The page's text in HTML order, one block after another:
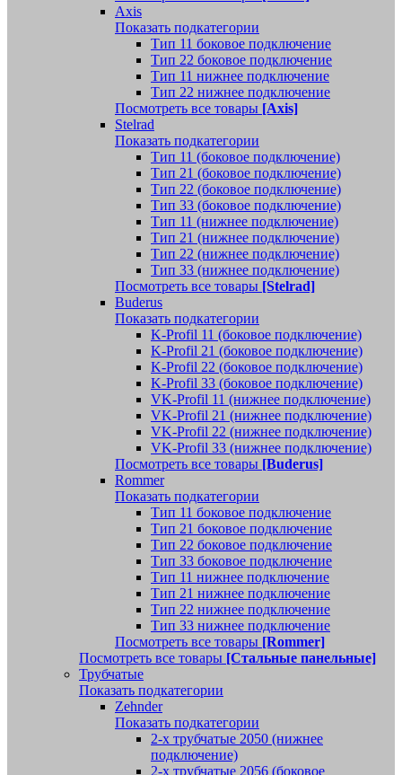
Axis
Показать подкатегории
Тип 11 боковое подключение
Тип 22 боковое подключение
Тип 11 нижнее подключение
Тип 22 нижнее подключение
Посмотреть все товары [Axis]
Stelrad
Показать подкатегории
Tип 11 (боковое подключение)
Тип 21 (боковое подключение)
Тип 22 (боковое подключение)
Тип 33 (боковое подключение)
Тип 11 (нижнее подключение)
Тип 21 (нижнее подключение)
Тип 22 (нижнее подключение)
Тип 33 (нижнее подключение)
Посмотреть все товары [Stelrad]
Buderus
Показать подкатегории
K-Profil 11 (боковое подключение)
K-Profil 21 (боковое подключение)
K-Profil 22 (боковое подключение)
K-Profil 33 (боковое подключение)
VK-Profil 11 (нижнее подключение)
VK-Profil 21 (нижнее подключение)
VK-Profil 22 (нижнее подключение)
VK-Profil 33 (нижнее подключение)
Посмотреть все товары [Buderus]
Rommer
Показать подкатегории
Тип 11 боковое подключение
Тип 21 боковое подключение
Тип 22 боковое подключение
Тип 33 боковое подключение
Тип 11 нижнее подключение
Тип 21 нижнее подключение
Тип 22 нижнее подключение
Тип 33 нижнее подключение
Посмотреть все товары [Rommer]
Посмотреть все товары [Стальные панельные]
Трубчатые
Показать подкатегории
Zehnder
Показать подкатегории
2-х трубчатые 2050 (нижнее
подключение)
2-х трубчатые 2056 (боковое